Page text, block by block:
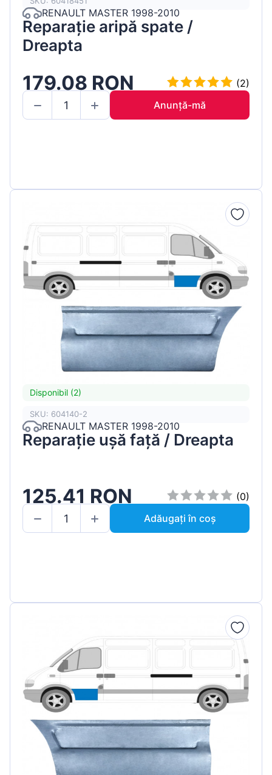
RENAULT MASTER 1998-2010
Reparație aripă spate /
Dreapta
179.08 RON
(2)
Anunță-mă
Disponibil (2)
SKU: 604140-2
RENAULT MASTER 1998-2010
Reparație ușă față / Dreapta
125.41 RON
(0)
Adăugați în coș